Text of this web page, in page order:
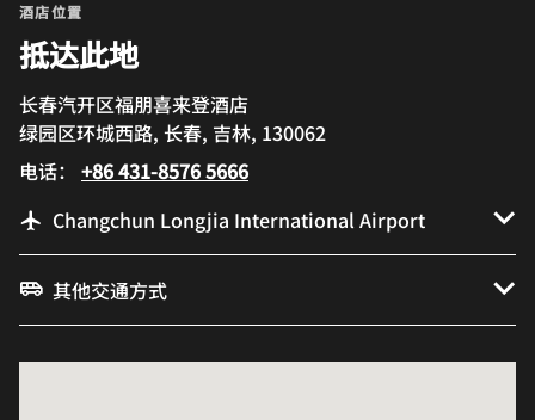
酒店位置
抵达此地
长春汽开区福朋喜来登酒店
绿园区环城西路, 长春, 吉林, 130062
电话： +86 431-8576 5666
Changchun Longjia International Airport
其他交通方式